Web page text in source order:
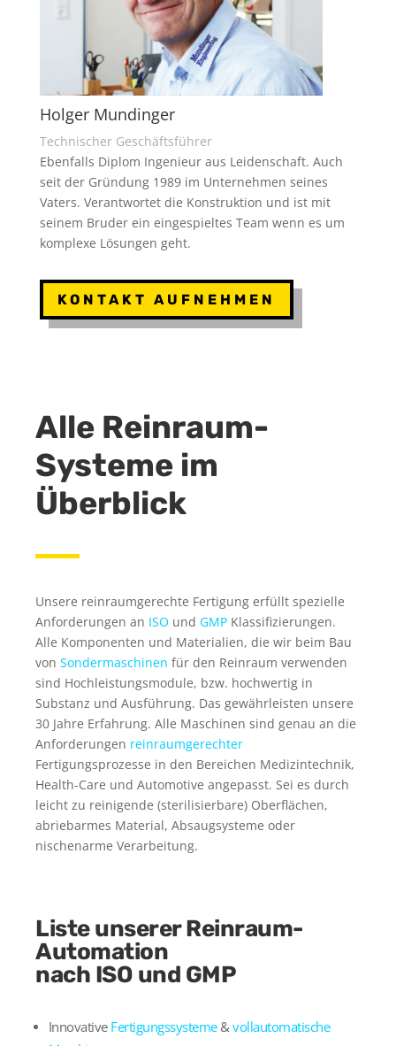
Holger Mundinger
Technischer Geschäftsführer
Ebenfalls Diplom Ingenieur aus Leidenschaft. Auch
seit der Gründung 1989 im Unternehmen seines
Vaters. Verantwortet die Konstruktion und ist mit
seinem Bruder ein eingespieltes Team wenn es um
komplexe Lösungen geht.
KONTAKT AUFNEHMEN
Alle Reinraum-
Systeme im
Überblick
Unsere reinraumgerechte Fertigung erfüllt spezielle
Anforderungen an ISO und GMP Klassifizierungen.
Alle Komponenten und Materialien, die wir beim Bau
von Sondermaschinen für den Reinraum verwenden
sind Hochleistungsmodule, bzw. hochwertig in
Substanz und Ausführung. Das gewährleisten unsere
30 Jahre Erfahrung. Alle Maschinen sind genau an die
Anforderungen reinraumgerechter
Fertigungsprozesse in den Bereichen Medizintechnik,
Health-Care und Automotive angepasst. Sei es durch
leicht zu reinigende (sterilisierbare) Oberflächen,
abriebarmes Material, Absaugsysteme oder
nischenarme Verarbeitung.
Liste unserer Reinraum-
Automation
nach ISO und GMP
Innovative Fertigungssysteme& voll­automatische